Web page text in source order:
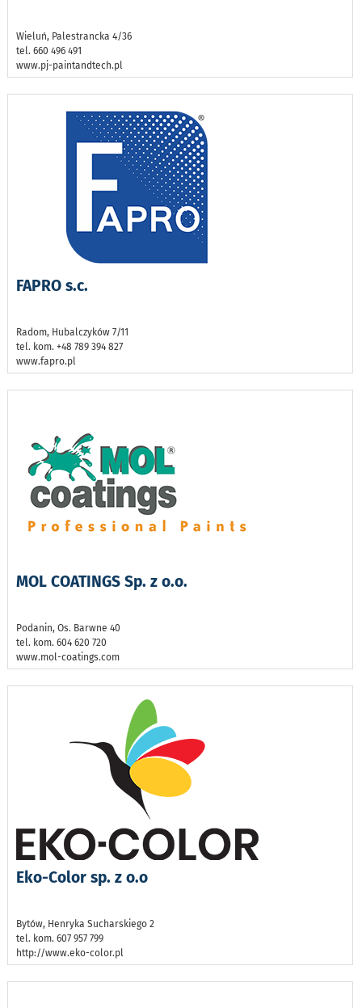
Wieluń, Palestrancka 4/36
tel. 660 496 491
www.pj-paintandtech.pl
FAPRO s.c.
Radom, Hubalczyków 7/11
tel. kom. +48 789 394 827
www.fapro.pl
MOL COATINGS Sp. z o.o.
Podanin, Os. Barwne 40
tel. kom. 604 620 720
www.mol-coatings.com
Eko-Color sp. z o.o
Bytów, Henryka Sucharskiego 2
tel. kom. 607 957 799
http://www.eko-color.pl